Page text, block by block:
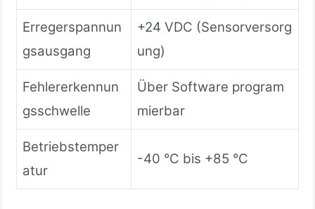
Erregerspannun
gsausgang
+24 VDC (Sensorversorg
ung)
Fehlererkennun
gsschwelle
Über Software program
mierbar
Betriebstemper
atur
-40 °C bis +85 °C